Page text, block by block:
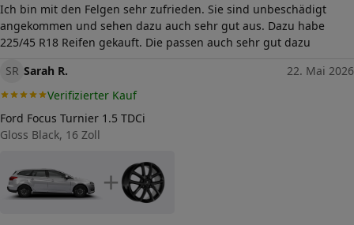
Ich bin mit den Felgen sehr zufrieden. Sie sind unbeschädigt
angekommen und sehen dazu auch sehr gut aus. Dazu habe
225/45 R18 Reifen gekauft. Die passen auch sehr gut dazu
SR Sarah R.
22. Mai 2026
Verifizierter Kauf
Ford Focus Turnier 1.5 TDCi
Gloss Black, 16 Zoll
+